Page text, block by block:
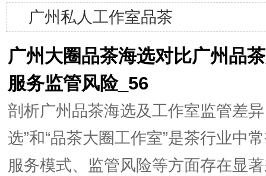
广州私人工作室品茶
广州大圈品茶海选对比广州品
服务监管风险_56
剖析广州品茶海选及工作室监管差
选”和“品茶大圈工作室”是茶行业中
服务模式、监管风险等方面存在显